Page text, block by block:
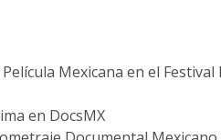
Mexicana en el
en DocsMX